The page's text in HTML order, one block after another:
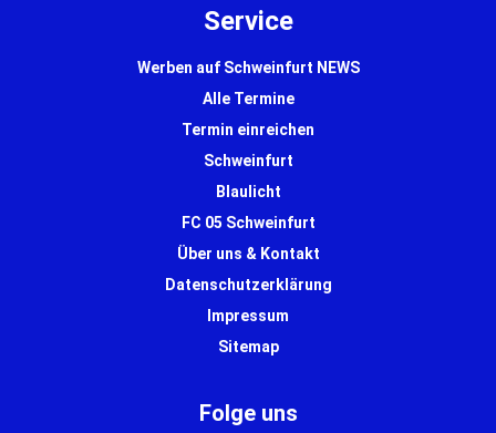
Service
Werben auf Schweinfurt NEWS
Alle Termine
Termin einreichen
Schweinfurt
Blaulicht
FC 05 Schweinfurt
Über uns & Kontakt
Datenschutzerklärung
Impressum
Sitemap
Folge uns